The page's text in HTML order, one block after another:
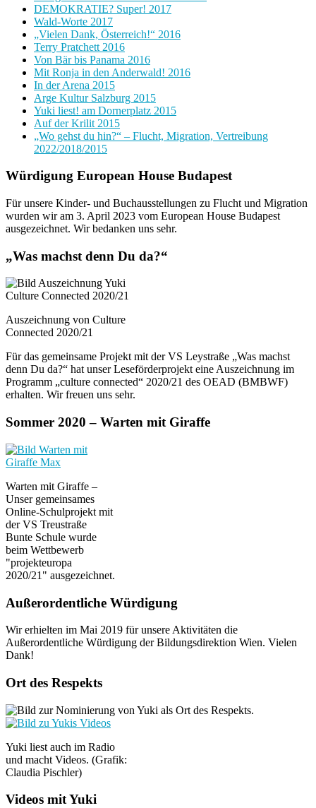
DEMOKRATIE? Super! 2017
Wald-Worte 2017
„Vielen Dank, Österreich!“ 2016
Terry Pratchett 2016
Von Bär bis Panama 2016
Mit Ronja in den Anderwald! 2016
In der Arena 2015
Arge Kultur Salzburg 2015
Yuki liest! am Dornerplatz 2015
Auf der Krilit 2015
„Wo gehst du hin?“ – Flucht, Migration, Vertreibung
2022/2018/2015
Würdigung European House Budapest
Für unsere Kinder- und Buchausstellungen zu Flucht und Migration
wurden wir am 3. April 2023 vom European House Budapest
ausgezeichnet. Wir bedanken uns sehr.
„Was machst denn Du da?“
Auszeichnung von Culture
Connected 2020/21
Für das gemeinsame Projekt mit der VS Leystraße „Was machst
denn Du da?“ hat unser Leseförderprojekt eine Auszeichnung im
Programm „culture connected“ 2020/21 des OEAD (BMBWF)
erhalten. Wir freuen uns sehr.
Sommer 2020 – Warten mit Giraffe
Warten mit Giraffe –
Unser gemeinsames
Online-Schulprojekt mit
der VS Treustraße
Bunte Schule wurde
beim Wettbewerb
"projekteuropa
2020/21" ausgezeichnet.
Außerordentliche Würdigung
Wir erhielten im Mai 2019 für unsere Aktivitäten die
Außerordentliche Würdigung der Bildungsdirektion Wien. Vielen
Dank!
Ort des Respekts
Yuki liest auch im Radio
und macht Videos. (Grafik:
Claudia Pischler)
Videos mit Yuki